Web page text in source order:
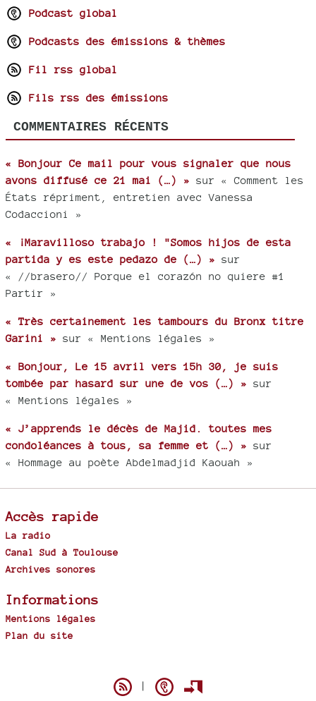
Podcast global
Podcasts des émissions & thèmes
Fil rss global
Fils rss des émissions
COMMENTAIRES RÉCENTS
« Bonjour Ce mail pour vous signaler que nous
avons diffusé ce 21 mai (…) » sur « Comment les
États répriment, entretien avec Vanessa
Codaccioni »
« ¡Maravilloso trabajo ! "Somos hijos de esta
partida y es este pedazo de (…) » sur
« //brasero// Porque el corazón no quiere #1
Partir »
« Très certainement les tambours du Bronx titre
Garini » sur « Mentions légales »
« Bonjour, Le 15 avril vers 15h 30, je suis
tombée par hasard sur une de vos (…) » sur
« Mentions légales »
« J’apprends le décès de Majid. toutes mes
condoléances à tous, sa femme et (…) » sur
« Hommage au poète Abdelmadjid Kaouah »
Accès rapide
La radio
Canal Sud à Toulouse
Archives sonores
Informations
Mentions légales
Plan du site
|